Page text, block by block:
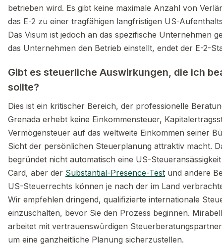
betrieben wird. Es gibt keine maximale Anzahl von
das E-2 zu einer tragfähigen langfristigen US-
Das Visum ist jedoch an das spezifische Unternehmen
das Unternehmen den Betrieb einstellt, endet der E-2-
Gibt es steuerliche Auswirkungen, die ich
sollte?
Dies ist ein kritischer Bereich, der professionelle
Grenada erhebt keine Einkommensteuer,
Vermögensteuer auf das weltweite Einkommen seiner
Sicht der persönlichen Steuerplanung attraktiv macht.
begründet nicht automatisch eine US-
Card, aber der Substantial-Presence-Test und andere
US-Steuerrechts können je nach der im Land
Wir empfehlen dringend, qualifizierte internationale
einzuschalten, bevor Sie den Prozess beginnen.
arbeitet mit vertrauenswürdigen
um eine ganzheitliche Planung sicherzustellen.